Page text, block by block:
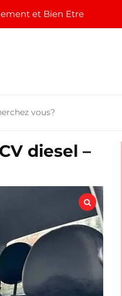
et Bien Etre
diesel –